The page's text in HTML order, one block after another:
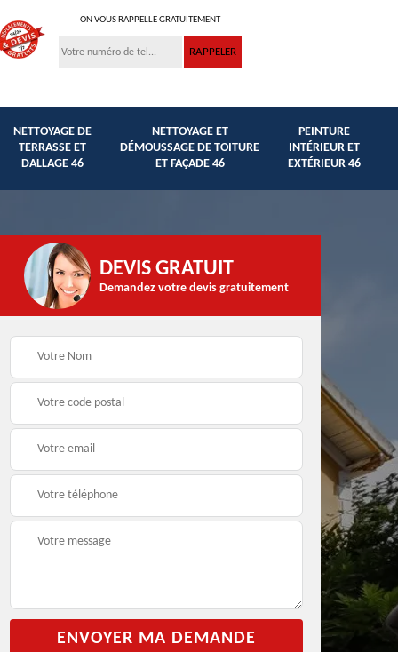
ON VOUS RAPPELLE GRATUITEMENT
NETTOYAGE DE
TERRASSE ET
DALLAGE 46
NETTOYAGE ET
DÉMOUSSAGE DE TOITURE
ET FAÇADE 46
PEINTURE
INTÉRIEUR ET
EXTÉRIEUR 46
toiture et façade 46
mousse façade,
toiture et murets 46
DEVIS GRATUIT
Demandez votre devis gratuitement